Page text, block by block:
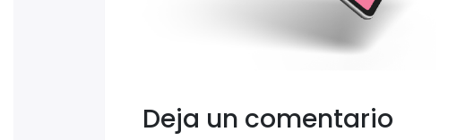
Deja un comentario